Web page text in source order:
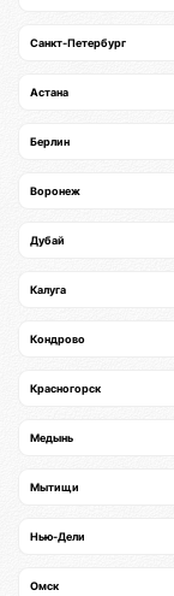
Санкт-Петербург
Астана
Берлин
Воронеж
Дубай
Калуга
Кондрово
Красногорск
Медынь
Мытищи
Нью-Дели
Омск